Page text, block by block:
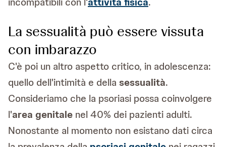
La sessualità può essere vissuta
con imbarazzo
C'è poi un altro aspetto critico, in adolescenza:
quello dell'intimità e della sessualità.
Consideriamo che la psoriasi possa coinvolgere
l'area genitale nel 40% dei pazienti adulti.
Nonostante al momento non esistano dati circa